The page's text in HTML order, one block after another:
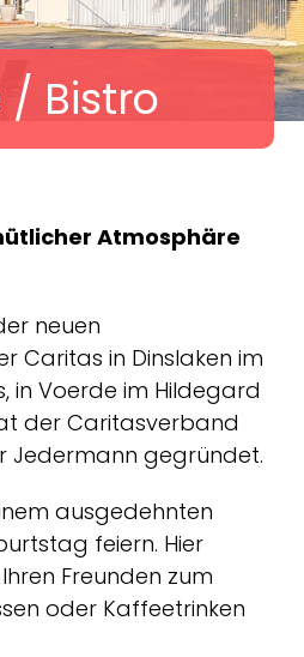
/ Bistro
Atmosphäre
neuen
Caritas in Dinslaken im
in Voerde im Hildegard
der Caritasverband
Jedermann gegründet.
ausgedehnten
feiern. Hier
Freunden zum
oder Kaffeetrinken